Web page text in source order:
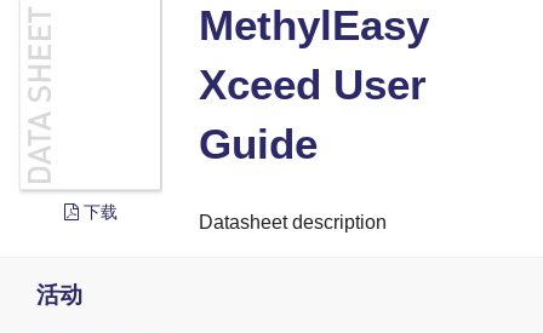
下载
MethylEasy
Xceed User
Guide
Datasheet description
活动